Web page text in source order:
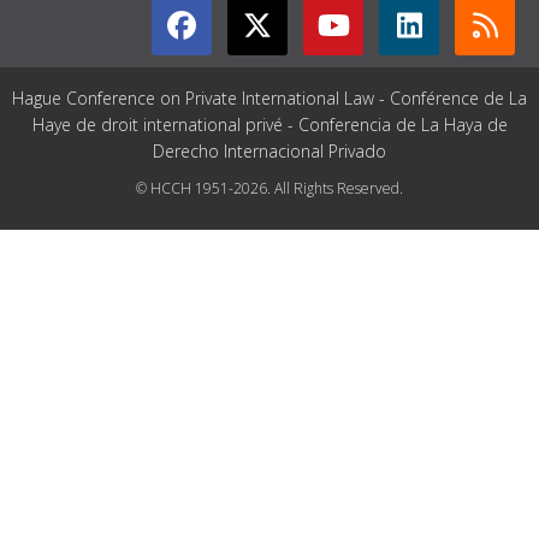
Hague Conference on Private International Law - Conférence de La
Haye de droit international privé - Conferencia de La Haya de
Derecho Internacional Privado
© HCCH 1951-2026. All Rights Reserved.